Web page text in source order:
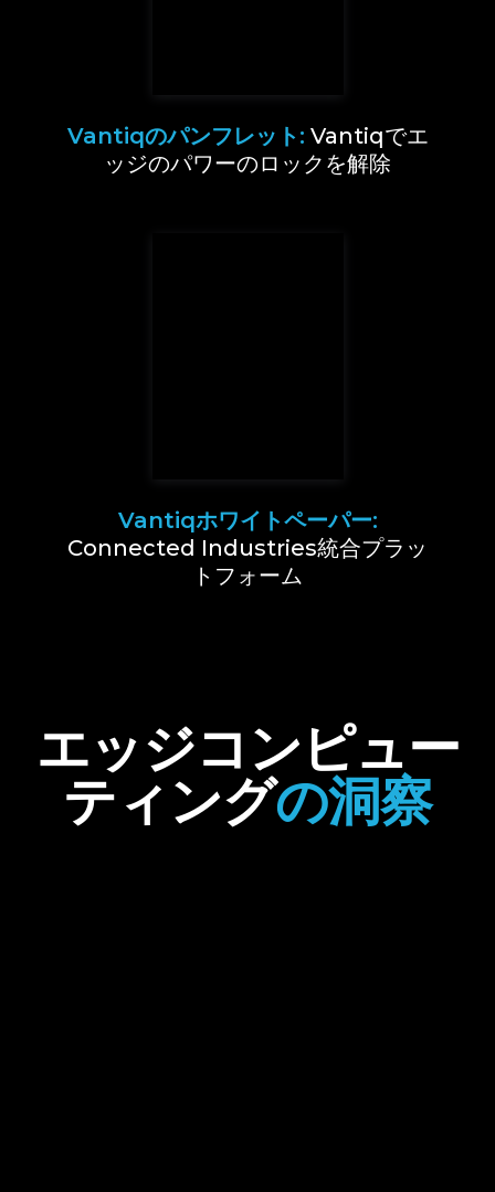
Vantiqのパンフレット: Vantiqでエ
ッジのパワーのロックを解除
Vantiqホワイトペーパー:
Connected Industries統合プラッ
トフォーム
エッジコンピュー
ティングの洞察